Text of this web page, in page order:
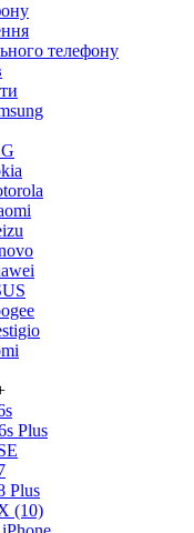
телефону
Plus
Plus
(10)